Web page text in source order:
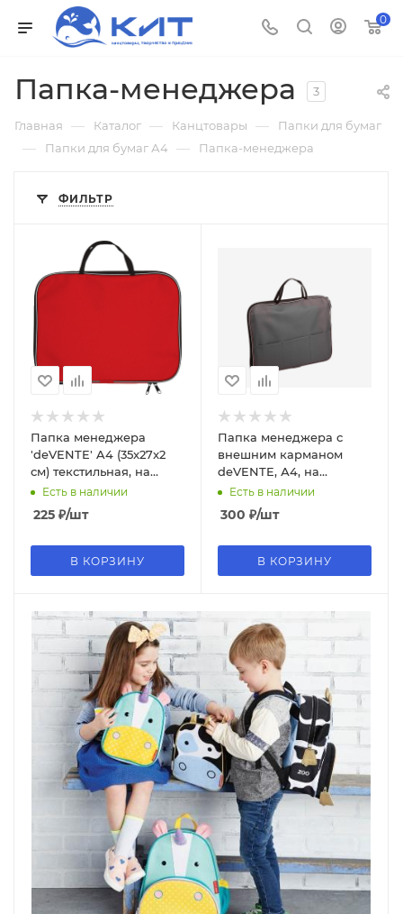
0
Папка-менеджера 3
Главная — Каталог — Канцтовары — Папки для бумаг
— Папки для бумаг А4 — Папка-менеджера
ФИЛЬТР
Папка менеджера
'deVENTE' A4 (35x27x2
см) текстильная, на
молнии с трех сторон,
3075602
Есть в наличии
225 ₽/шт
В КОРЗИНУ
Папка менеджера с
внешним карманом
deVENTE, А4, на
молнии, серый цвет,
3075143
Есть в наличии
300 ₽/шт
В КОРЗИНУ